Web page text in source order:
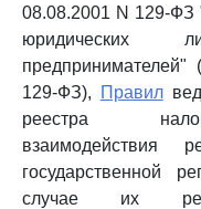
08.08.2001 N 129-ФЗ
юридических
129-ФЗ),
Правил
реестра
взаимодействия
государственной
случае их